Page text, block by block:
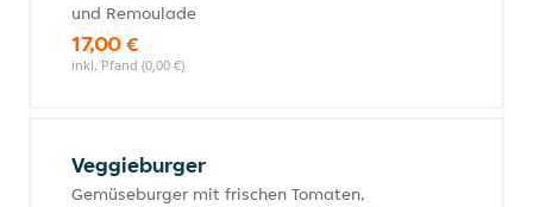
und Remoulade
17,00 €
inkl. Pfand (0,00 €)
Veggieburger
Gemüseburger mit frischen Tomaten,